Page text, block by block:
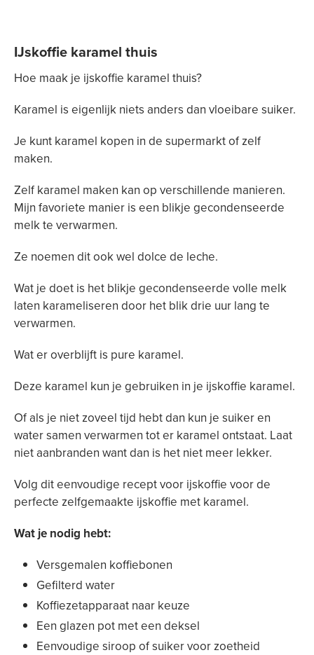
IJskoffie karamel thuis
Hoe maak je ijskoffie karamel thuis?
Karamel is eigenlijk niets anders dan vloeibare suiker.
Je kunt karamel kopen in de supermarkt of zelf
maken.
Zelf karamel maken kan op verschillende manieren.
Mijn favoriete manier is een blikje gecondenseerde
melk te verwarmen.
Ze noemen dit ook wel dolce de leche.
Wat je doet is het blikje gecondenseerde volle melk
laten karameliseren door het blik drie uur lang te
verwarmen.
Wat er overblijft is pure karamel.
Deze karamel kun je gebruiken in je ijskoffie karamel.
Of als je niet zoveel tijd hebt dan kun je suiker en
water samen verwarmen tot er karamel ontstaat. Laat
niet aanbranden want dan is het niet meer lekker.
Volg dit eenvoudige recept voor ijskoffie voor de
perfecte zelfgemaakte ijskoffie met karamel.
Wat je nodig hebt:
Versgemalen koffiebonen
Gefilterd water
Koffiezetapparaat naar keuze
Een glazen pot met een deksel
Eenvoudige siroop of suiker voor zoetheid